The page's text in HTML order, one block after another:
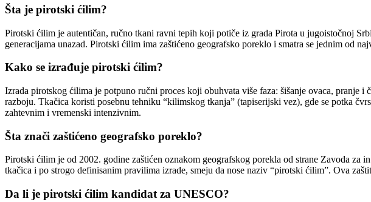
Šta je pirotski ćilim?
Pirotski ćilim je autentičan, ručno tkani ravni tepih koji potiče iz grada Pirota u jugoistočnoj
generacijama unazad. Pirotski ćilim ima zaštićeno geografsko poreklo i smatra se jednim od
Kako se izrađuje pirotski ćilim?
Izrada pirotskog ćilima je potpuno ručni proces koji obuhvata više faza: šišanje ovaca,
razboju. Tkačica koristi posebnu tehniku “kilimskog tkanja” (tapiserijski vez), gde se potka
zahtevnim i vremenski intenzivnim.
Šta znači zaštićeno geografsko poreklo?
Pirotski ćilim je od 2002. godine zaštićen oznakom geografskog porekla od strane Zavoda
tkačica i po strogo definisanim pravilima izrade, smeju da nose naziv “pirotski ćilim”. Ova
Da li je pirotski ćilim kandidat za UNESCO?